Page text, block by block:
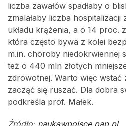
liczba zawałów spadłaby o
zmalałaby liczba
układu krążenia, a o 14 proc.
która często bywa z kolei
m.in. choroby niedokrwiennej
też o 440 mln złotych
zdrowotnej. Warto więc
zacząć się ruszać. Dla dobra
podkreśla prof. Małek.